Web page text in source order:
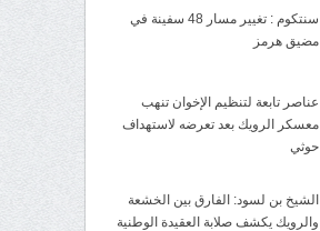
سنتكوم : تغيير مسار 48 سفينة في
مضيق هرمز
عناصر تابعة لتنظيم الإخوان تنهب
معسكر الرويك بعد تعرضه لاستهداف
حوثي
الشيخ بن لسود: الفارق بين الخشعة
والرويك يكشف صلابة العقيدة الوطنية